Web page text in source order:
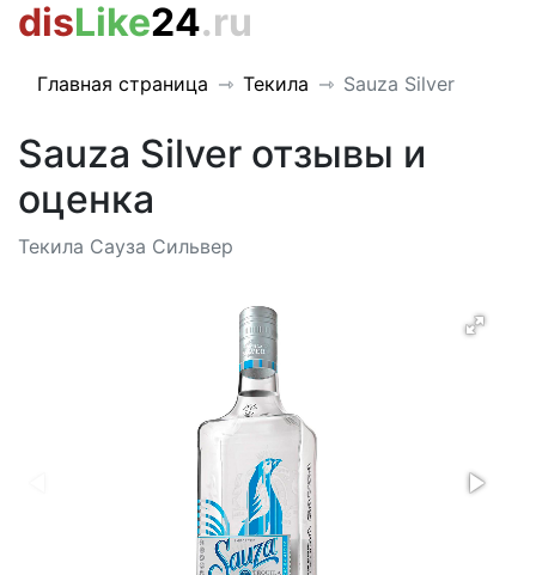
disLike24.ru
Главная страница Текила Sauza Silver
Sauza Silver отзывы и
оценка
Текила Сауза Сильвер